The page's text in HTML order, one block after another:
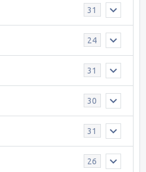
31
24
31
30
31
26